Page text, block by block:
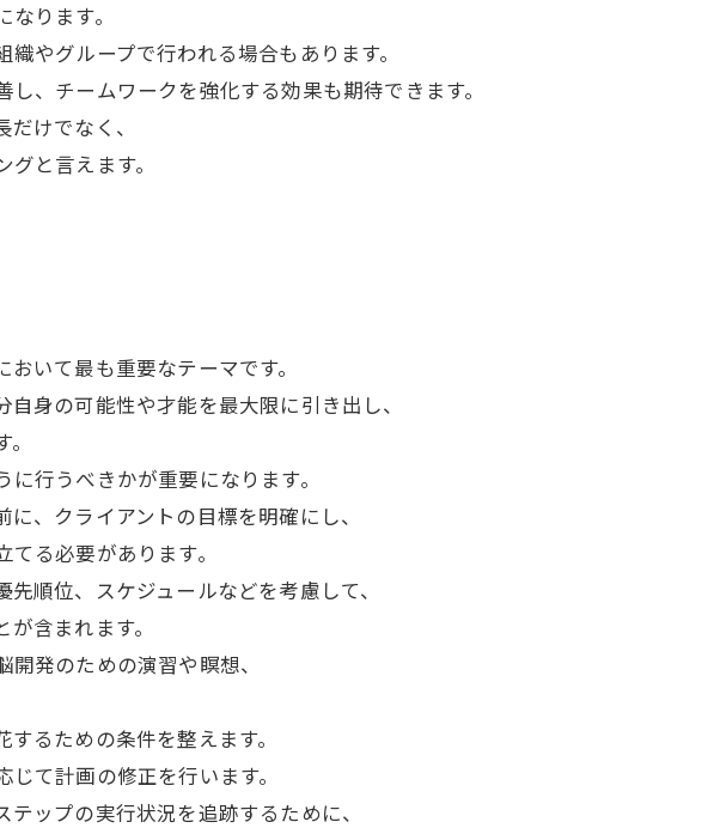
ります。
やグループで行われる場合もあります。
、チームワークを強化する効果も期待できます。
けでなく、
と言えます。
いて最も重要なテーマです。
身の可能性や才能を最大限に引き出し、
行うべきかが重要になります。
、クライアントの目標を明確にし、
る必要があります。
順位、スケジュールなどを考慮して、
含まれます。
発のための演習や瞑想、
るための条件を整えます。
て計画の修正を行います。
ップの実行状況を追跡するために、